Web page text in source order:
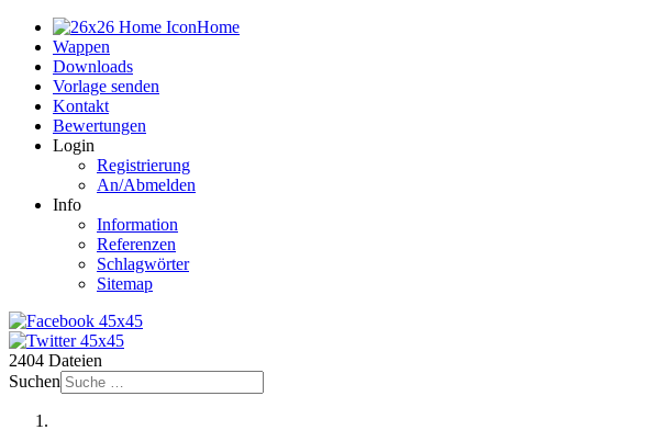
Home
Wappen
Downloads
Vorlage senden
Kontakt
Bewertungen
Login
Registrierung
An/Abmelden
Info
Information
Referenzen
Schlagwörter
Sitemap
2404 Dateien
Suchen